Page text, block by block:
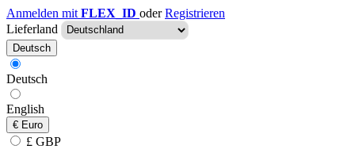
Anmelden mit FLEX_ID oder Registrieren
Lieferland
Deutsch
Deutsch
English
€ Euro
£ GBP